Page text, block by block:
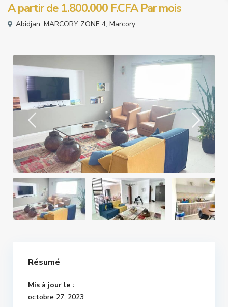
A partir de 1.800.000 F.CFAPar mois
Abidjan,MARCORY ZONE 4,Marcory
Résumé
Mis à jour le :
octobre 27, 2023